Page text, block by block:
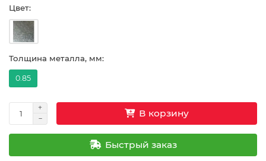
Цвет:
Толщина металла, мм:
0.85
В корзину
Быстрый заказ